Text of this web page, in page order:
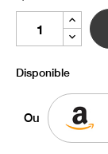
Disponible
Ou